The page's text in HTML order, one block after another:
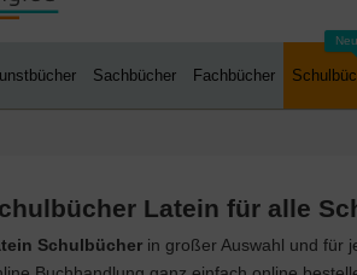
Sachbücher Fachbücher
Latein für alle
Schulbücher in großer Auswahl und für